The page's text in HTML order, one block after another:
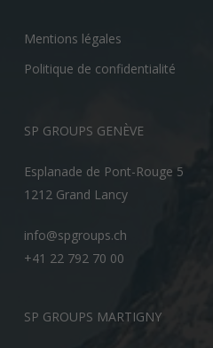
Mentions légales
Politique de confidentialité
SP GROUPS GENÈVE
Esplanade de Pont-Rouge 5
1212 Grand Lancy
info@spgroups.ch
+41 22 792 70 00
SP GROUPS MARTIGNY